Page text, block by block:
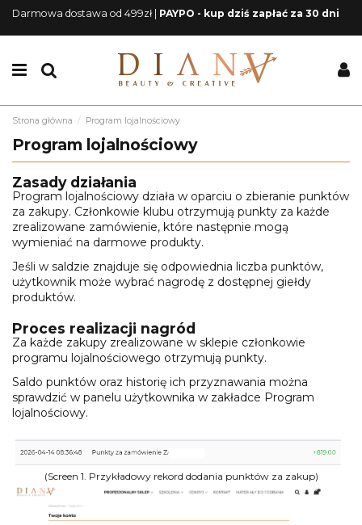
Darmowa dostawa od 499zł | PAYPO - kup dziś zapłać za 30 dni
Strona główna Program lojalnościowy
Program lojalnościowy
Zasady działania
Program lojalnościowy działa w oparciu o zbieranie punktów
za zakupy. Członkowie klubu otrzymują punkty za każde
zrealizowane zamówienie, które następnie mogą
wymieniać na darmowe produkty.
Jeśli w saldzie znajduje się odpowiednia liczba punktów,
użytkownik może wybrać nagrodę z dostępnej giełdy
produktów.
Proces realizacji nagród
Za każde zakupy zrealizowane w sklepie członkowie
programu lojalnościowego otrzymują punkty.
Saldo punktów oraz historię ich przyznawania można
sprawdzić w panelu użytkownika w zakładce Program
lojalnościowy.
(Screen 1. Przykładowy rekord dodania punktów za zakup)